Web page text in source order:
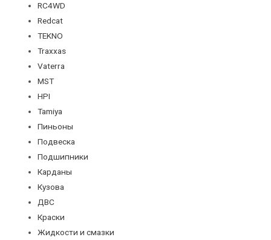
RC4WD
Redcat
TEKNO
Traxxas
Vaterra
MST
HPI
Tamiya
Пиньоны
Подвеска
Подшипники
Карданы
Кузова
ДВС
Краски
Жидкости и смазки